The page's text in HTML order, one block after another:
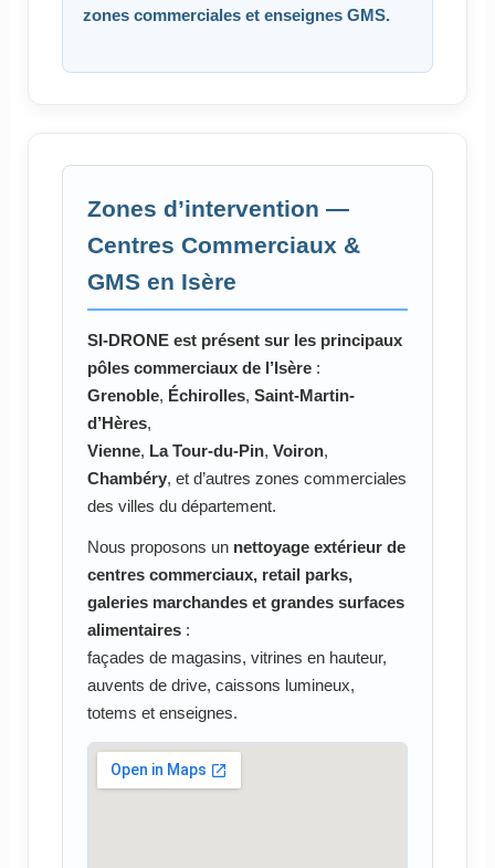
zones commerciales et enseignes GMS.
Zones d’intervention —
Centres Commerciaux &
GMS en Isère
SI-DRONE est présent sur les principaux
pôles commerciaux de l’Isère:
Grenoble, Échirolles, Saint-Martin-
d’Hères,
Vienne, La Tour-du-Pin, Voiron,
Chambéry, et d’autres zones commerciales
des villes du département.
Nous proposons un nettoyage extérieur de
centres commerciaux, retail parks,
galeries marchandes et grandes surfaces
alimentaires:
façades de magasins, vitrines en hauteur,
auvents de drive, caissons lumineux,
totems et enseignes.